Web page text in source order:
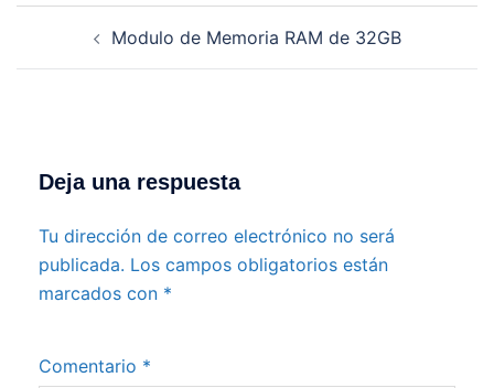
Modulo de Memoria RAM de 32GB
Deja una respuesta
Tu dirección de correo electrónico no será
publicada. Los campos obligatorios están
marcados con *
Comentario *